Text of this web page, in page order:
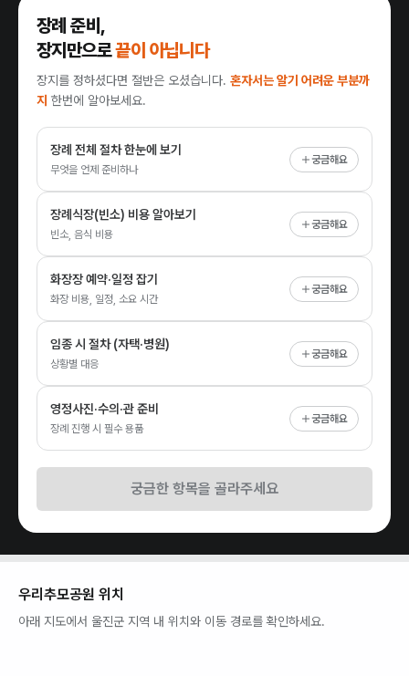
장례 준비,
장지만으로끝이 아닙니다
장지를 정하셨다면 절반은 오셨습니다. 혼자서는 알기 어려운 부분까
지 한번에 알아보세요.
장례 전체 절차 한눈에 보기
무엇을 언제 준비하나
궁금해요
장례식장(빈소) 비용 알아보기
빈소, 음식 비용
궁금해요
화장장 예약·일정 잡기
화장 비용, 일정, 소요 시간
궁금해요
임종 시 절차 (자택·병원)
상황별 대응
궁금해요
영정사진·수의·관 준비
장례 진행 시 필수 용품
궁금해요
궁금한 항목을 골라주세요
우리추모공원 위치
아래 지도에서 울진군 지역 내 위치와 이동 경로를 확인하세요.